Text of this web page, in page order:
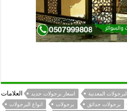
العلامات اسعار برجولات حديد البرجولات المعدنية
انواع البرجولات
برجولات برجولات حدائق